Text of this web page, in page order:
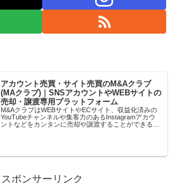
アカウント売買・サイト売買のM&Aクラブ
(MAクラブ)｜SNSアカウントやWEBサイトの
売却・譲渡専用プラットフォーム
M&AクラブはWEBサイトやECサイト、収益化済みの
YouTubeチャンネルや集客力のあるInstagramアカウ
ントなどをカンタンに売却や譲渡することができるプ
スポンサーリンク